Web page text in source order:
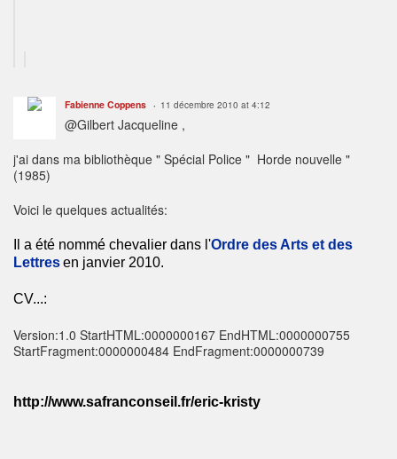
Fabienne Coppens 11 décembre 2010 at 4:12
@Gilbert Jacqueline ,
j'ai dans ma bibliothèque " Spécial Police " Horde nouvelle "
(1985)
Voici le quelques actualités:
Il a été nommé chevalier dans l'Ordre des Arts et des
Lettresen janvier 2010.
CV...:
Version:1.0 StartHTML:0000000167 EndHTML:0000000755
StartFragment:0000000484 EndFragment:0000000739
http://www.safranconseil.fr/eric-kristy